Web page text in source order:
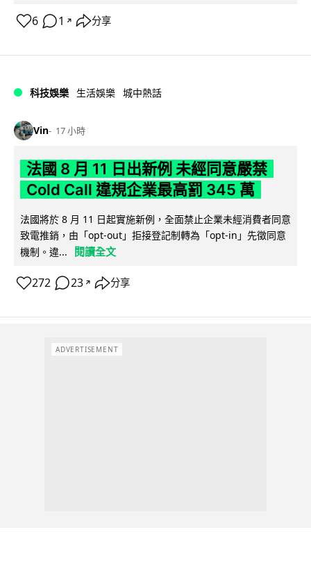
6 1 ↗ 分享
科技娛樂 生活娛樂 城中熱話
Vin 17 小時
法國 8 月 11 日出新例 未經同意嚴禁
Cold Call 違規企業最高罰 345 萬
法國將於 8 月 11 日起實施新例，全面禁止企業未經消費者同意
致電推銷，由「opt-out」拒接登記制轉為「opt-in」先徵同意
機制。違...
閱讀全文
272 23 ↗ 分享
ADVERTISEMENT